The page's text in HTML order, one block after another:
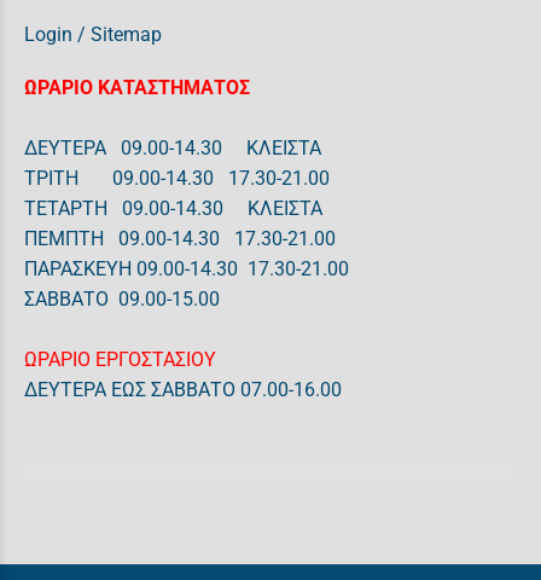
Login / Sitemap
ΩΡΑΡΙΟ ΚΑΤΑΣΤΗΜΑΤΟΣ
ΔΕΥΤΕΡΑ 09.00-14.30 ΚΛΕΙΣΤΑ
ΤΡΙΤΗ 09.00-14.30 17.30-21.00
ΤΕΤΑΡΤΗ 09.00-14.30 ΚΛΕΙΣΤΑ
ΠΕΜΠΤΗ 09.00-14.30 17.30-21.00
ΠΑΡΑΣΚΕΥΗ 09.00-14.30 17.30-21.00
ΣΑΒΒΑΤΟ 09.00-15.00
ΩΡΑΡΙΟ ΕΡΓΟΣΤΑΣΙΟΥ
ΔΕΥΤΕΡΑ ΕΩΣ ΣΑΒΒΑΤΟ 07.00-16.00